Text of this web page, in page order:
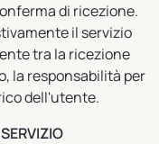
di ricezione.
il servizio
tra la ricezione
la responsabilità per
dell'utente.